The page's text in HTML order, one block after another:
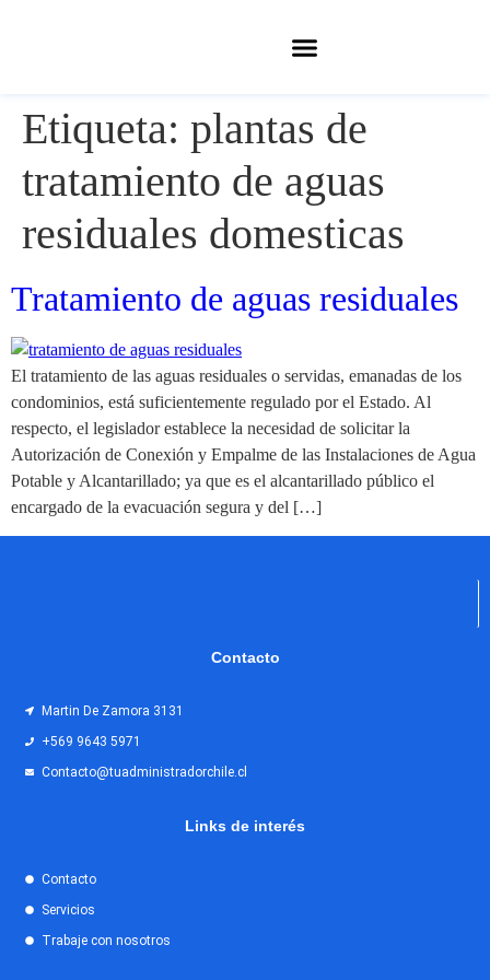
Etiqueta: plantas de
tratamiento de aguas
residuales domesticas
Tratamiento de aguas residuales
El tratamiento de las aguas residuales o servidas, emanadas de los
condominios, está suficientemente regulado por el Estado. Al
respecto, el legislador establece la necesidad de solicitar la
Autorización de Conexión y Empalme de las Instalaciones de Agua
Potable y Alcantarillado; ya que es el alcantarillado público el
encargado de la evacuación segura y del […]
Contacto
Martin De Zamora 3131
+569 9643 5971
Contacto@tuadministradorchile.cl
Links de interés
Contacto
Servicios
Trabaje con nosotros